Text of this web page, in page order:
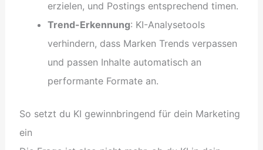
erzielen, und Postings entsprechend timen.
Trend-Erkennung: KI-Analysetools
verhindern, dass Marken Trends verpassen
und passen Inhalte automatisch an
performante Formate an.
So setzt du KI gewinnbringend für dein Marketing
ein